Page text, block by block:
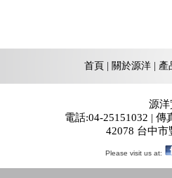
首頁 關於源洋| 產